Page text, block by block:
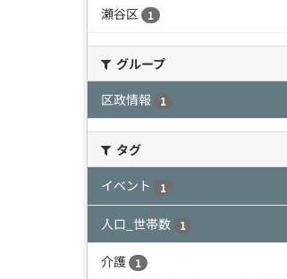
瀬谷区
1
グループ
区政情報
1
タグ
イベント
1
人口_世帯数 1
介護 1